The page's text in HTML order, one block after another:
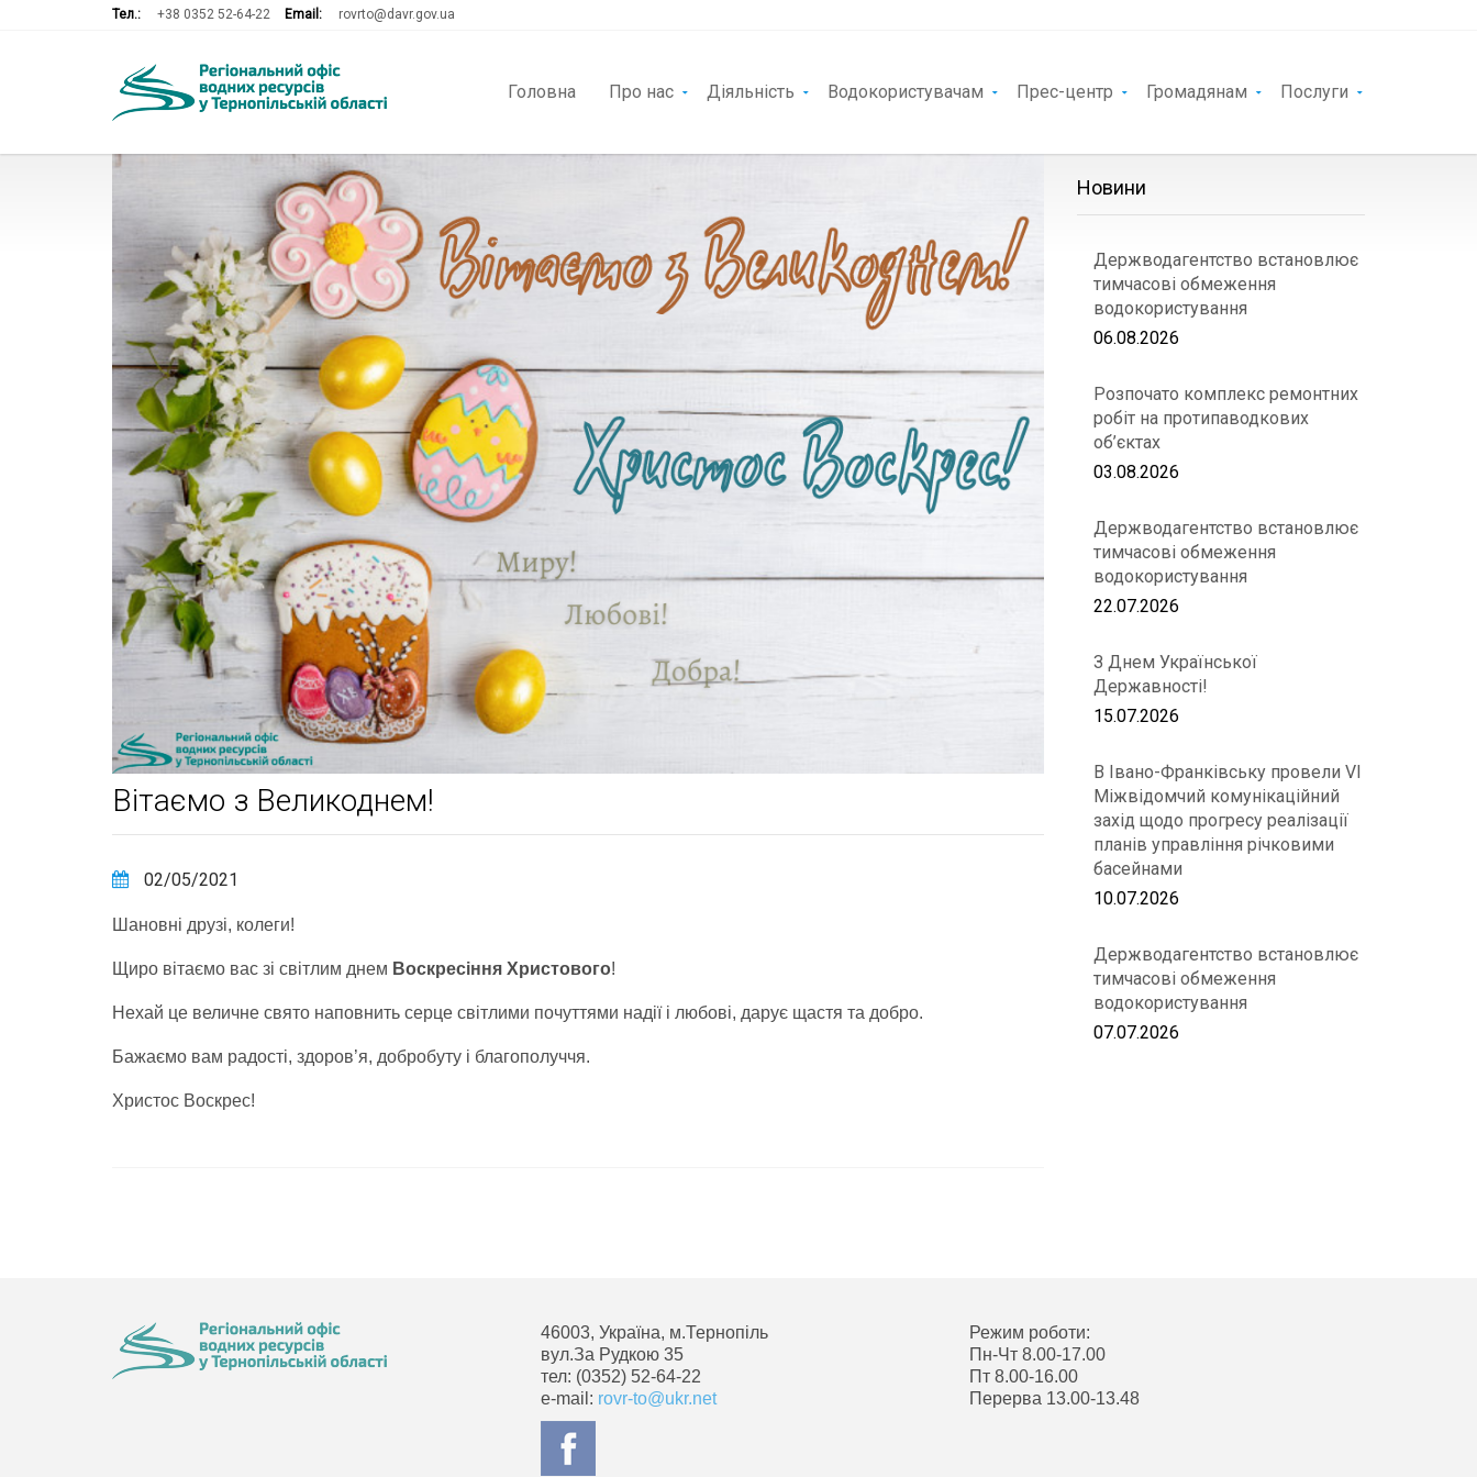
Тел.: +38 0352 52-64-22 Email: rovrto@davr.gov.ua
Головна Про нас Діяльність Водокористувачам Прес-центр Громадянам Послуги
Вітаємо з Великоднем!
02/05/2021
Шановні друзі, колеги!
Щиро вітаємо вас зі світлим днем Воскресіння Христового!
Нехай це величне свято наповнить серце світлими почуттями надії і любові, дарує щастя та добро.
Бажаємо вам радості, здоров’я, добробуту і благополуччя.
Христос Воскрес!
Новини
Держводагентство встановлює
тимчасові обмеження
водокористування
06.08.2026
Розпочато комплекс ремонтних
робіт на протипаводкових
об’єктах
03.08.2026
Держводагентство встановлює
тимчасові обмеження
водокористування
22.07.2026
З Днем Української
Державності!
15.07.2026
В Івано-Франківську провели VІ
Міжвідомчий комунікаційний
захід щодо прогресу реалізації
планів управління річковими
басейнами
10.07.2026
Держводагентство встановлює
тимчасові обмеження
водокористування
07.07.2026
46003, Україна, м.Тернопіль
вул.За Рудкою 35
тел: (0352) 52-64-22
e-mail: rovr-to@ukr.net
Режим роботи:
Пн-Чт 8.00-17.00
Пт 8.00-16.00
Перерва 13.00-13.48